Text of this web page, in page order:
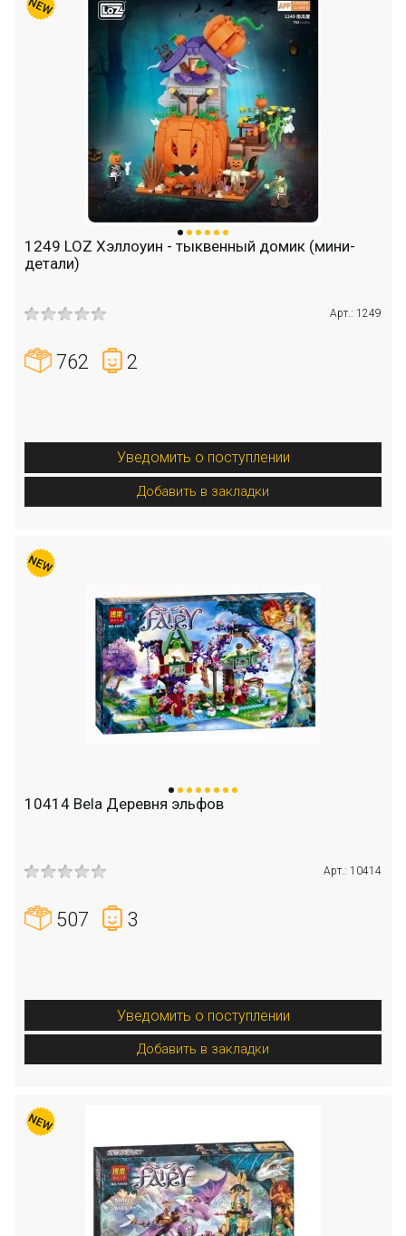
1249 LOZ Хэллоуин - тыквенный домик (мини-
детали)
Арт.: 1249
762 2
Уведомить о поступлении
Добавить в закладки
10414 Bela Деревня эльфов
Арт.: 10414
507 3
Уведомить о поступлении
Добавить в закладки